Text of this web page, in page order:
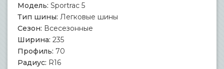
Модель: Sportrac 5
Тип шины: Легковые шины
Сезон: Всесезонные
Ширина: 235
Профиль: 70
Радиус: R16